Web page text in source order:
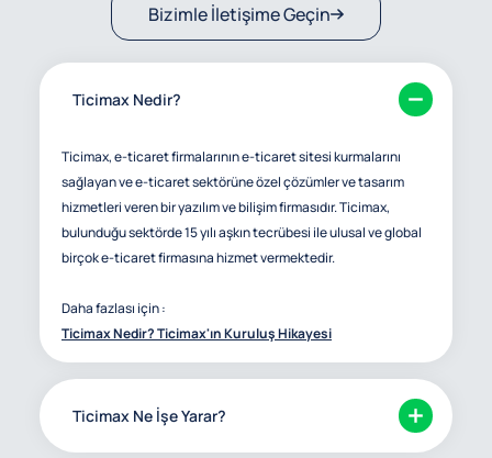
Bizimle İletişime Geçin
Ticimax Nedir?
Ticimax, e-ticaret firmalarının e-ticaret sitesi kurmalarını
sağlayan ve e-ticaret sektörüne özel çözümler ve tasarım
hizmetleri veren bir yazılım ve bilişim firmasıdır. Ticimax,
bulunduğu sektörde 15 yılı aşkın tecrübesi ile ulusal ve global
birçok e-ticaret firmasına hizmet vermektedir.
Daha fazlası için :
Ticimax Nedir? Ticimax'ın Kuruluş Hikayesi
Ticimax Ne İşe Yarar?